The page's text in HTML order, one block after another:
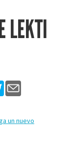
LEKTI
un nuevo